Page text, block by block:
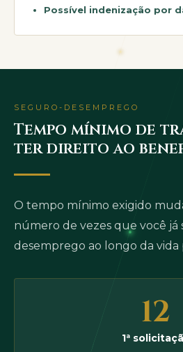
Possível indenização por
SEGURO-DESEMPREGO
Tempo mínimo de
ter direito ao
O tempo mínimo exigido
número de vezes que você já
desemprego ao longo da vida
12
1ª